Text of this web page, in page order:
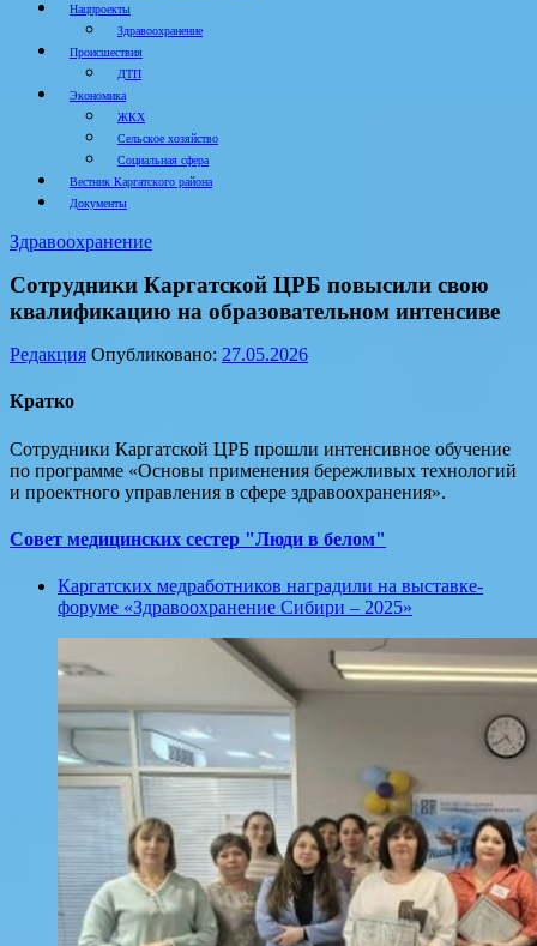
Нацпроекты
Здравоохранение
Происшествия
ДТП
Экономика
ЖКХ
Сельское хозяйство
Социальная сфера
Вестник Каргатского района
Документы
Здравоохранение
Сотрудники Каргатской ЦРБ повысили свою
квалификацию на образовательном интенсиве
Редакция Опубликовано: 27.05.2026
Кратко
Сотрудники Каргатской ЦРБ прошли интенсивное обучение
по программе «Основы применения бережливых технологий
и проектного управления в сфере здравоохранения».
Совет медицинских сестер "Люди в белом"
Каргатских медработников наградили на выставке-
форуме «Здравоохранение Сибири – 2025»